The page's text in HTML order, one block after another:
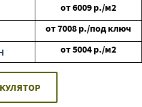
от6009 р./м2
от7008 р./под ключ
от5004 р./м2